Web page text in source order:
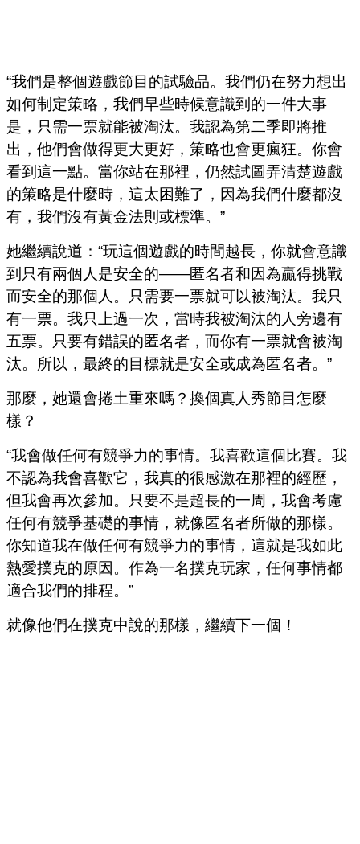
“我們是整個遊戲節目的試驗品。我們仍在努力想出
如何制定策略，我們早些時候意識到的一件大事
是，只需一票就能被淘汰。我認為第二季即將推
出，他們會做得更大更好，策略也會更瘋狂。你會
看到這一點。當你站在那裡，仍然試圖弄清楚遊戲
的策略是什麼時，這太困難了，因為我們什麼都沒
有，我們沒有黃金法則或標準。”
她繼續說道：“玩這個遊戲的時間越長，你就會意識
到只有兩個人是安全的——匿名者和因為贏得挑戰
而安全的那個人。只需要一票就可以被淘汰。我只
有一票。我只上過一次，當時我被淘汰的人旁邊有
五票。只要有錯誤的匿名者，而你有一票就會被淘
汰。所以，最終的目標就是安全或成為匿名者。”
那麼，她還會捲土重來嗎？換個真人秀節目怎麼
樣？
“我會做任何有競爭力的事情。我喜歡這個比賽。我
不認為我會喜歡它，我真的很感激在那裡的經歷，
但我會再次參加。只要不是超長的一周，我會考慮
任何有競爭基礎的事情，就像匿名者所做的那樣。
你知道我在做任何有競爭力的事情，這就是我如此
熱愛撲克的原因。作為一名撲克玩家，任何事情都
適合我們的排程。”
就像他們在撲克中說的那樣，繼續下一個！